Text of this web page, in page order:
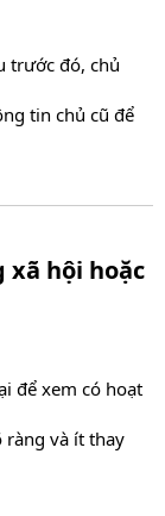
trước đó, chủ
tin chủ cũ để
xã hội hoặc
để xem có hoạt
ràng và ít thay